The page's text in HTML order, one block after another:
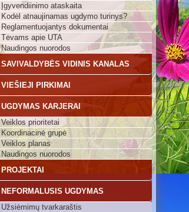
Įgyvendiinimo ataskaita
Kodėl atnaujinamas ugdymo turinys?
Reglamentuojantys dokumentai
Tėvams apie UTA
Naudingos nuorodos
SAVIVALDYBĖS VIDINIS KANALAS
VIEŠIEJI PIRKIMAI
UGDYMAS KARJERAI
Veiklos prioritetai
Koordinacinė grupė
Veiklos planas
Naudingos nuorodos
PROJEKTAI
NEFORMALUSIS UGDYMAS
Užsiėmimų tvarkaraštis